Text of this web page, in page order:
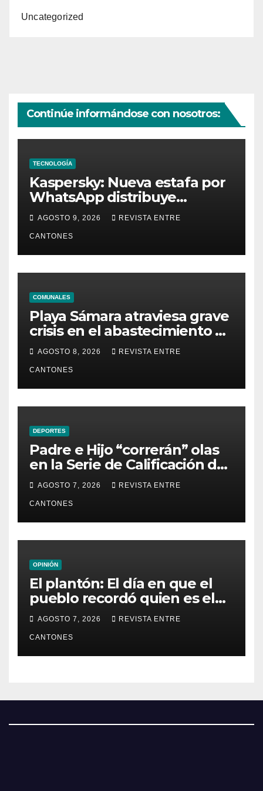
Uncategorized
Continúe informándose con nosotros:
TECNOLOGÍA
Kaspersky: Nueva estafa por
WhatsApp distribuye
malware con falsas facturas
AGOSTO 9, 2026 REVISTA ENTRE
CANTONES
COMUNALES
Playa Sámara atraviesa grave
crisis en el abastecimiento de
agua potable
AGOSTO 8, 2026 REVISTA ENTRE
CANTONES
DEPORTES
Padre e Hijo “correrán” olas
en la Serie de Calificación de
la Liga Mundial de Surf
AGOSTO 7, 2026 REVISTA ENTRE
CANTONES
OPINIÓN
El plantón: El día en que el
pueblo recordó quien es el
dueño de la República
AGOSTO 7, 2026 REVISTA ENTRE
CANTONES